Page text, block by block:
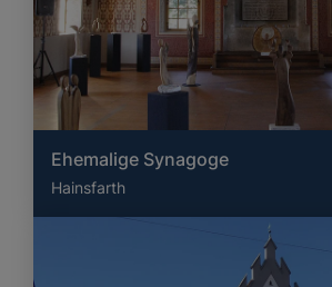
Ehemalige Synagoge
Hainsfarth